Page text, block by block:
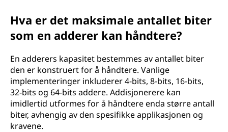
Hva er det maksimale antallet biter
som en adderer kan håndtere?
En adderers kapasitet bestemmes av antallet biter
den er konstruert for å håndtere. Vanlige
implementeringer inkluderer 4-bits, 8-bits, 16-bits,
32-bits og 64-bits addere. Addisjonerere kan
imidlertid utformes for å håndtere enda større antall
biter, avhengig av den spesifikke applikasjonen og
kravene.